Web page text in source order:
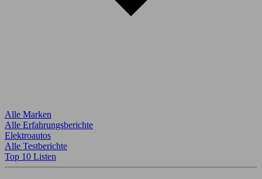
Alle Marken
Alle Erfahrungsberichte
Elektroautos
Alle Testberichte
Top 10 Listen